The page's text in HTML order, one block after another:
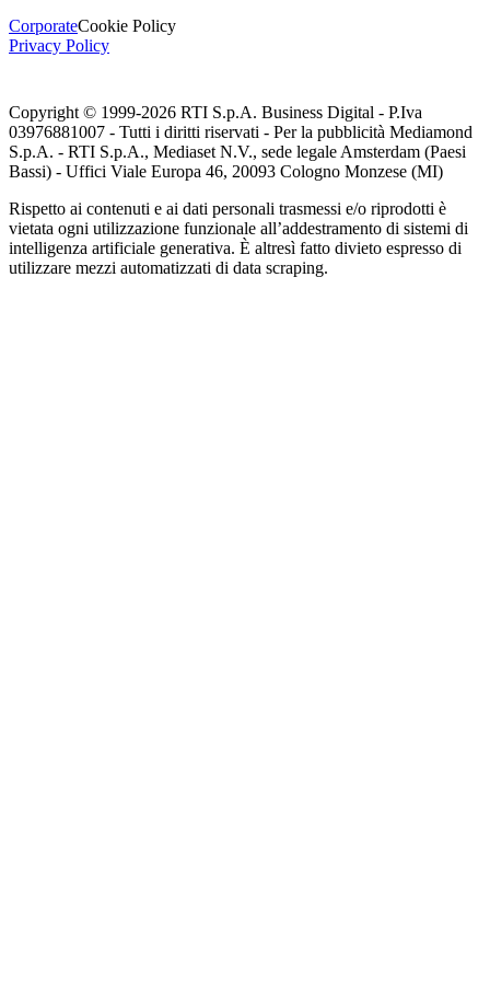
CorporateCookie Policy
Privacy Policy
Copyright © 1999-2026 RTI S.p.A. Business Digital - P.Iva
03976881007 - Tutti i diritti riservati - Per la pubblicità Mediamond
S.p.A. - RTI S.p.A., Mediaset N.V., sede legale Amsterdam (Paesi
Bassi) - Uffici Viale Europa 46, 20093 Cologno Monzese (MI)
Rispetto ai contenuti e ai dati personali trasmessi e/o riprodotti è
vietata ogni utilizzazione funzionale all’addestramento di sistemi di
intelligenza artificiale generativa. È altresì fatto divieto espresso di
utilizzare mezzi automatizzati di data scraping.